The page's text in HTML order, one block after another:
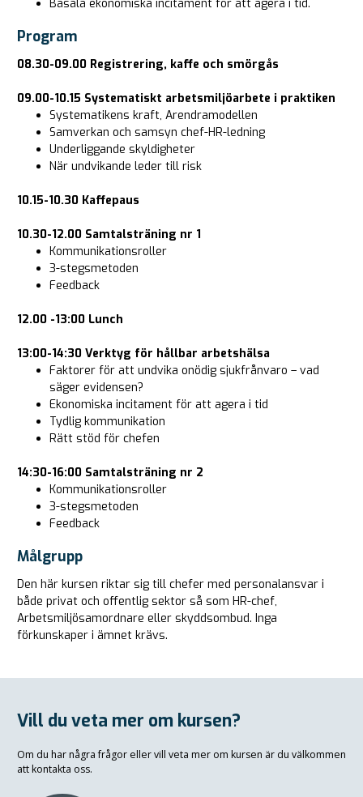
Basala ekonomiska incitament för att agera i tid.
Program
08.30-09.00 Registrering, kaffe och smörgås
09.00-10.15 Systematiskt arbetsmiljöarbete i praktiken
Systematikens kraft, Arendramodellen
Samverkan och samsyn chef-HR-ledning
Underliggande skyldigheter
När undvikande leder till risk
10.15-10.30 Kaffepaus
10.30-12.00 Samtalsträning nr 1
Kommunikationsroller
3-stegsmetoden
Feedback
12.00 -13:00 Lunch
13:00-14:30 Verktyg för hållbar arbetshälsa
Faktorer för att undvika onödig sjukfrånvaro – vad
säger evidensen?
Ekonomiska incitament för att agera i tid
Tydlig kommunikation
Rätt stöd för chefen
14:30-16:00 Samtalsträning nr 2
Kommunikationsroller
3-stegsmetoden
Feedback
Målgrupp
Den här kursen riktar sig till chefer med personalansvar i
både privat och offentlig sektor så som HR-chef,
Arbetsmiljösamordnare eller skyddsombud. Inga
förkunskaper i ämnet krävs.
Vill du veta mer om kursen?
Om du har några frågor eller vill veta mer om kursen är du välkommen
att kontakta oss.